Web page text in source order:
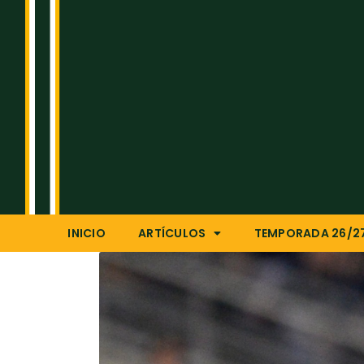
INICIO ARTÍCULOS TEMPORADA 26/